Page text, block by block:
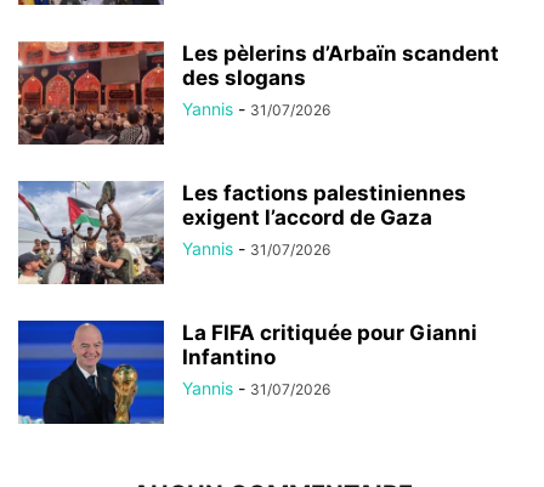
Les pèlerins d’Arbaïn scandent
des slogans
Yannis - 31/07/2026
Les factions palestiniennes
exigent l’accord de Gaza
Yannis - 31/07/2026
La FIFA critiquée pour Gianni
Infantino
Yannis - 31/07/2026